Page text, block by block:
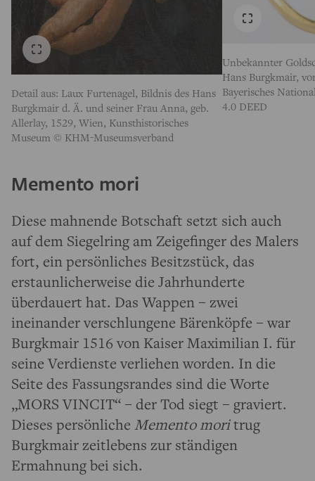
Detail aus: Laux Furtenagel, Bildnis des Hans
Burgkmair d. Ä. und seiner Frau Anna, geb.
Allerlay, 1529, Wien, Kunsthistorisches
Museum © KHM-Museumsverband
Unbekannter
Hans Burgkmair,
Bayerisches
4.0 DEED
Memento mori
Diese mahnende Botschaft setzt sich auch
auf dem Siegelring am Zeigefinger des Malers
fort, ein persönliches Besitzstück, das
erstaunlicherweise die Jahrhunderte
überdauert hat. Das Wappen – zwei
ineinander verschlungene Bärenköpfe – war
Burgkmair 1516 von Kaiser Maximilian I. für
seine Verdienste verliehen worden. In die
Seite des Fassungsrandes sind die Worte
„MORS VINCIT“ – der Tod siegt – graviert.
Dieses persönliche Memento moritrug
Burgkmair zeitlebens zur ständigen
Ermahnung bei sich.